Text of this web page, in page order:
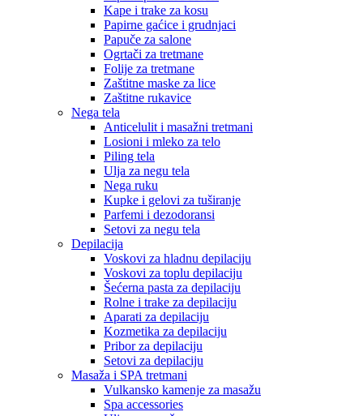
Kape i trake za kosu
Papirne gaćice i grudnjaci
Papuče za salone
Ogrtači za tretmane
Folije za tretmane
Zaštitne maske za lice
Zaštitne rukavice
Nega tela
Anticelulit i masažni tretmani
Losioni i mleko za telo
Piling tela
Ulja za negu tela
Nega ruku
Kupke i gelovi za tuširanje
Parfemi i dezodoransi
Setovi za negu tela
Depilacija
Voskovi za hladnu depilaciju
Voskovi za toplu depilaciju
Šećerna pasta za depilaciju
Rolne i trake za depilaciju
Aparati za depilaciju
Kozmetika za depilaciju
Pribor za depilaciju
Setovi za depilaciju
Masaža i SPA tretmani
Vulkansko kamenje za masažu
Spa accessories